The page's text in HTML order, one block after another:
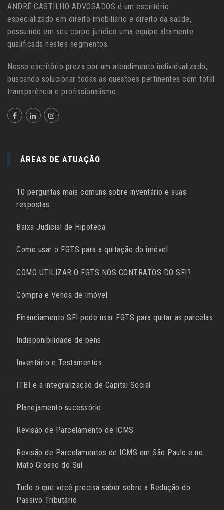
ANDRÉ CASTILHO ADVOGADOS é um escritório
especializado em direito imobiliário e direito da saúde,
possuindo em seu corpo jurídico uma equipe altamente
qualificada nestes segmentos.
Nosso escritório preza por um atendimento individualizado,
buscando solucionar todas as questões pertinentes com total
transparência e profissionalismo.
ÁREAS DE ATUAÇÃO
10 perguntas mais comuns sobre inventário e suas
respostas
Baixa Judicial de Hipoteca
Como usar o FGTS para a quitação do imóvel
COMO UTILIZAR O FGTS NOS CONTRATOS DO SFI?
Compra e Venda de Imóvel
Financiamento SFI pode usar FGTS para quitar as parcelas
Indisponibilidade de bens
Inventário e Testamentos
ITBI e a integralização de Capital Social
Planejamento sucessório
Revisão de Parcelamento de ICMS
Revisão de Parcelamentos de ICMS em São Paulo e no
Mato Grosso do Sul
Tudo o que você precisa saber sobre a Redução do
Passivo Tributário